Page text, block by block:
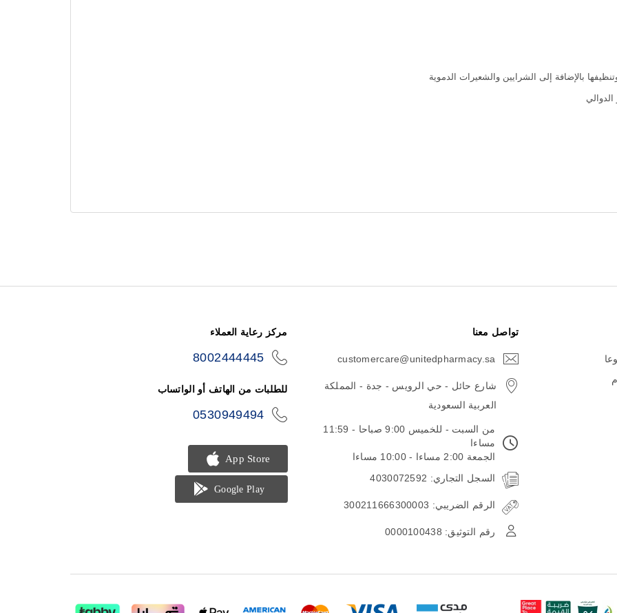
بالإضافة إلى الشرايين والشعيرات الدموية
تواصل معنا
customercare@unitedpharmacy.sa
شارع حائل - حي الرويس - جدة - المملكة
العربية السعودية
من السبت - للخميس 9:00 صباحا - 11:59
مساءا
الجمعة 2:00 مساءا - 10:00 مساءا
السجل التجاري: 4030072592
الرقم الضريبي: 300211666300003
رقم التوثيق: 0000100438
مركز رعاية العملاء
8002444445
للطلبات من الهاتف أو الواتساب
0530949494